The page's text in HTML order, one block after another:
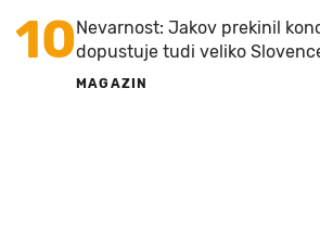
10Nevarnost: Jakov prekinil
dopustuje tudi veliko
MAGAZIN